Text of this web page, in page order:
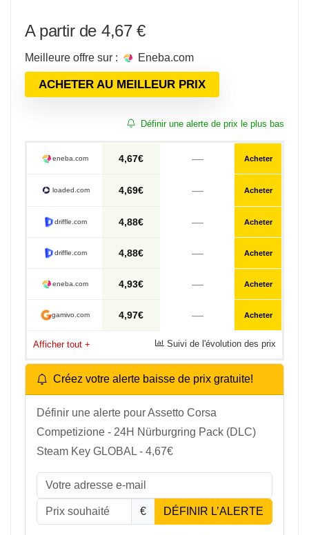
4,67 €
Meilleure offre sur : eneba.com
ACHETER AU MEILLEUR PRIX
Définir une alerte de prix le plus bas
eneba.com 4,67€ — Acheter
loaded.com 4,69€ — Acheter
driffle.com 4,88€ — Acheter
driffle.com 4,88€ — Acheter
eneba.com 4,93€ — Acheter
gamivo.com 4,97€ — Acheter
Afficher tout + Suivi de l'évolution des prix
Créez votre alerte baisse de prix gratuite!
Définir une alerte pour Assetto Corsa
Competizione - 24H Nürburgring Pack (DLC)
Steam Key GLOBAL - 4,67€
€ DÉFINIR L’ALERTE